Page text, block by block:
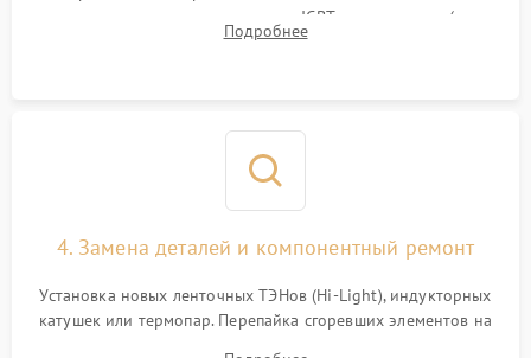
модуля, реле, диодных мостов и IGBT-транзисторов (для
индукции). Проверка кранов и газ-контроля (для газовых
Подробнее
4. Замена деталей и компонентный ремонт
Установка новых ленточных ТЭНов (Hi-Light), индукторных
катушек или термопар. Перепайка сгоревших элементов на